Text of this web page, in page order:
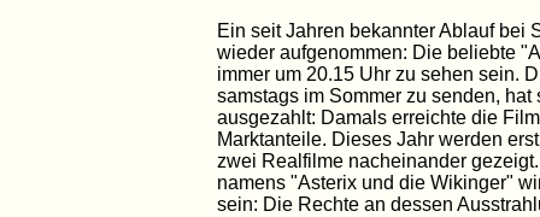
Ein seit Jahren bekannter Ablauf bei
wieder aufgenommen: Die beliebte
immer um 20.15 Uhr zu sehen sein.
samstags im Sommer zu senden,
ausgezahlt: Damals erreichte die
Marktanteile. Dieses Jahr werden
zwei Realfilme nacheinander
namens "Asterix und die Wikinger"
sein: Die Rechte an dessen